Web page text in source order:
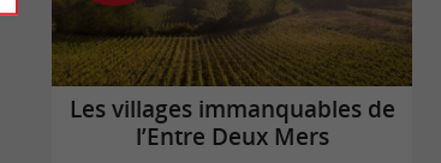
Les villages immanquables de
l’Entre Deux Mers